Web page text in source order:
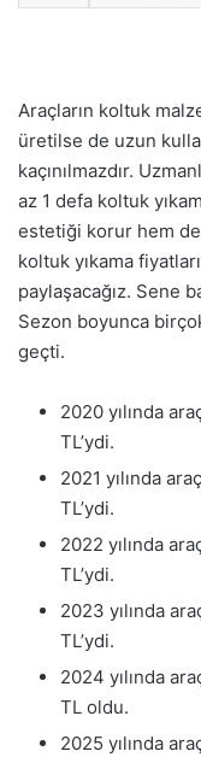
Araçların koltuk
üretilse de uzun
kaçınılmazdır.
az 1 defa koltuk
estetiği korur hem de
koltuk yıkama
paylaşacağız. Sene
Sezon boyunca
geçti.
2020 yılında
TL’ydi.
2021 yılında
TL’ydi.
2022 yılında
TL’ydi.
2023 yılında
TL’ydi.
2024 yılında
TL oldu.
2025 yılında